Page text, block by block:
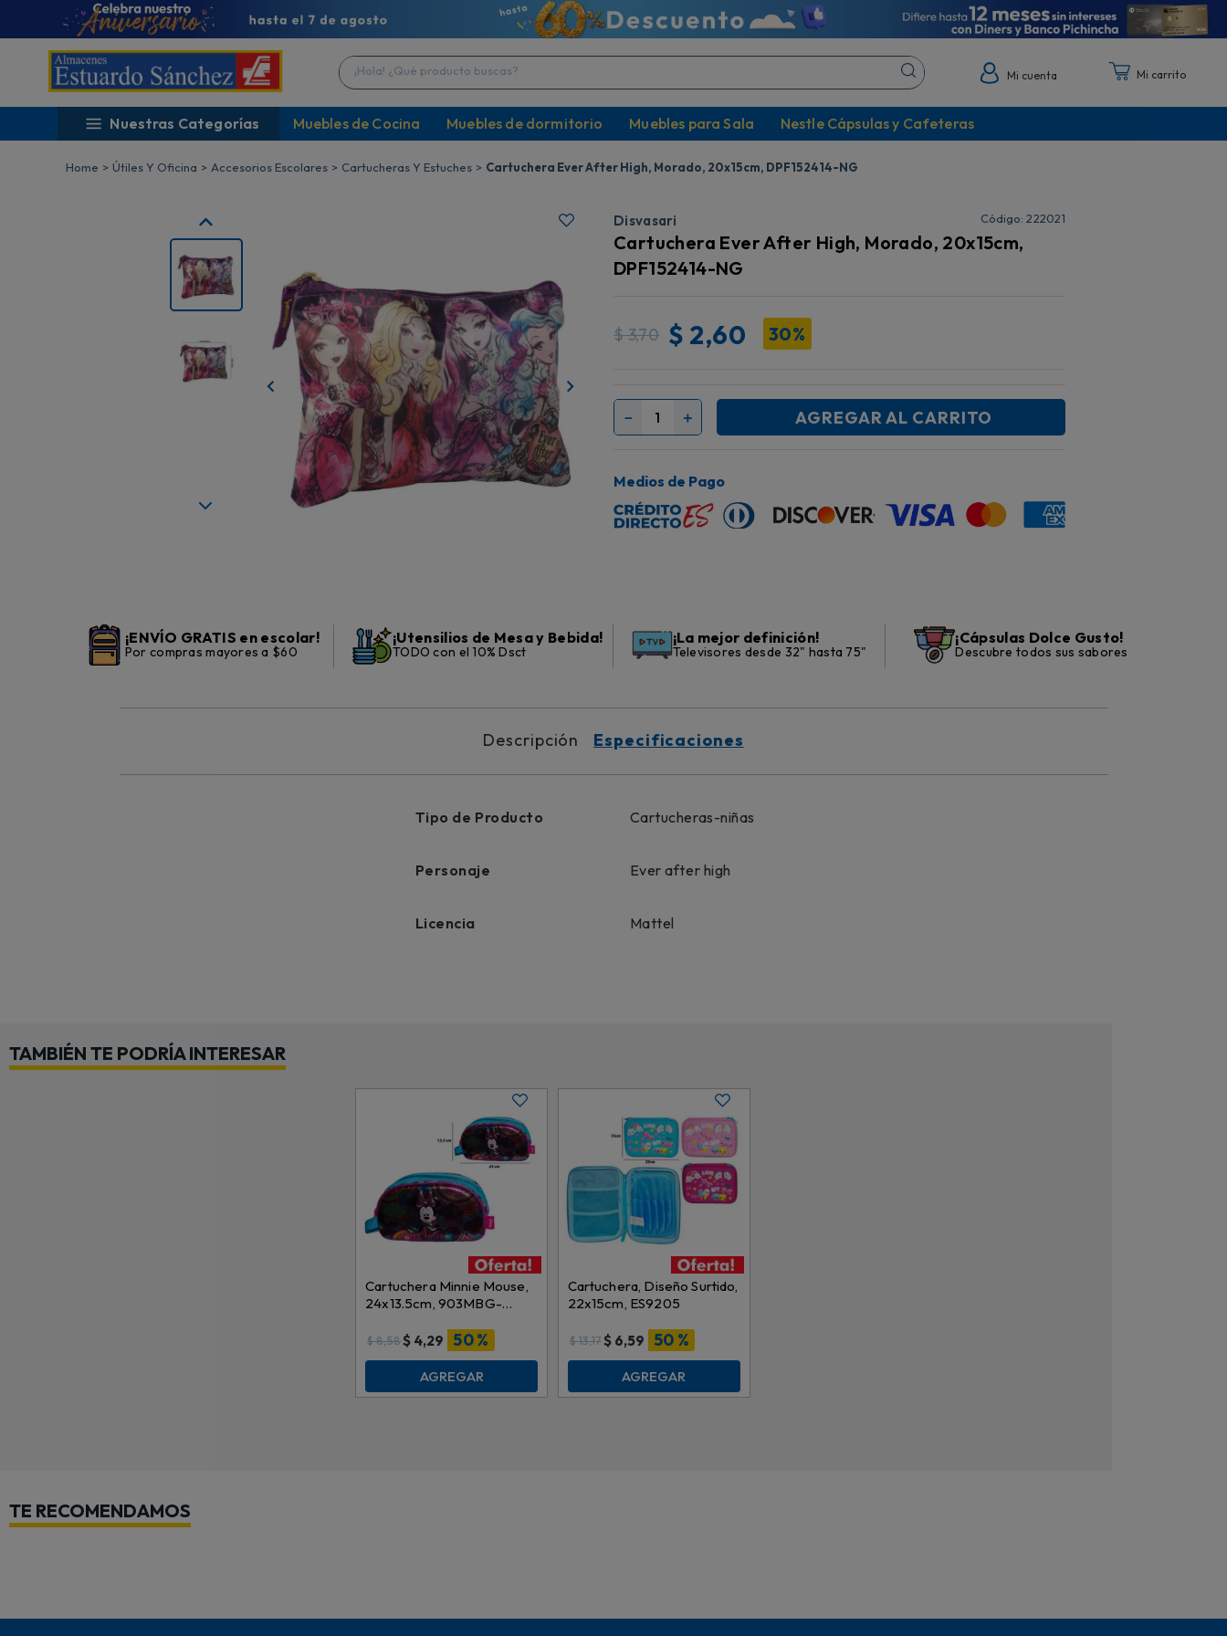
¡Hola! ¿Qué producto buscas?
Mi cuenta
Nuestras Categorías Muebles de Cocina Muebles de dormitorio Muebles para Sala Nestle Cápsulas y Cafeteras
Útiles Y Oficina Accesorios Escolares Cartucheras Y Estuches Cartuchera Ever After High, Morado, 20x15cm, DPF152414-NG
Disvasari : 222021
Cartuchera Ever After High, Morado, 20x15cm,
DPF152414-NG
$3,70 $ 2,60 30%
＋
－ AGREGAR AL CARRITO
Medios de Pago
¡ENVÍO GRATIS en escolar!
Por compras mayores a $60
¡Utensilios de Mesa y Bebida!
TODO con el 10% Dsct
¡La mejor definición!
Televisores desde 32" hasta 75"
¡Cápsulas Dolce Gusto!
Descubre todos sus sabores
Descripción Especificaciones
Tipo de Producto Cartucheras-niñas
Personaje Ever after high
Licencia Mattel
TAMBIÉN TE PODRÍA INTERESAR
Cartuchera Minnie Mouse,
24x13.5cm, 903MBG-
$8,58$ 4,29 50 %
AGREGAR
Cartuchera, Diseño Surtido,
22x15cm, ES9205
$13,17$ 6,59 50 %
AGREGAR
TE RECOMENDAMOS